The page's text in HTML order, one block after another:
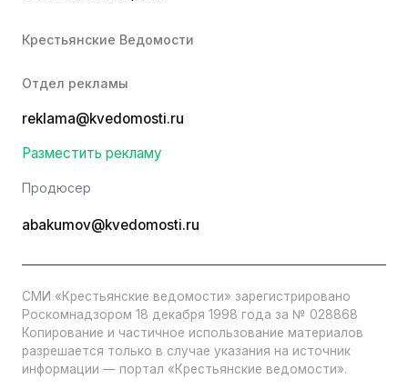
Крестьянские Ведомости
Отдел рекламы
reklama@kvedomosti.ru
Разместить рекламу
Продюсер
abakumov@kvedomosti.ru
СМИ «Крестьянские ведомости» зарегистрировано
Роскомнадзором 18 декабря 1998 года за № 028868
Копирование и частичное использование материалов
разрешается только в случае указания на источник
информации — портал «Крестьянские ведомости».